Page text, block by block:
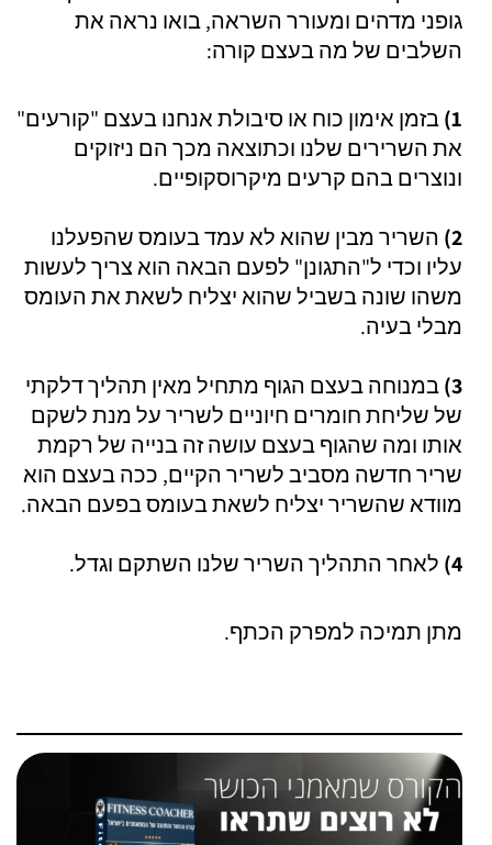
גופני מדהים ומעורר השראה, בואו נראה את
השלבים של מה בעצם קורה:
1) בזמן אימון כוח או סיבולת אנחנו בעצם "קורעים"
את השרירים שלנו וכתוצאה מכך הם ניזוקים
ונוצרים בהם קרעים מיקרוסקופיים.
2) השריר מבין שהוא לא עמד בעומס שהפעלנו
עליו וכדי ל"התגונן" לפעם הבאה הוא צריך לעשות
משהו שונה בשביל שהוא יצליח לשאת את העומס
מבלי בעיה.
3) במנוחה בעצם הגוף מתחיל מאין תהליך דלקתי
של שליחת חומרים חיוניים לשריר על מנת לשקם
אותו ומה שהגוף בעצם עושה זה בנייה של רקמת
שריר חדשה מסביב לשריר הקיים, ככה בעצם הוא
מוודא שהשריר יצליח לשאת בעומס בפעם הבאה.
4) לאחר התהליך השריר שלנו השתקם וגדל.
מתן תמיכה למפרק הכתף.